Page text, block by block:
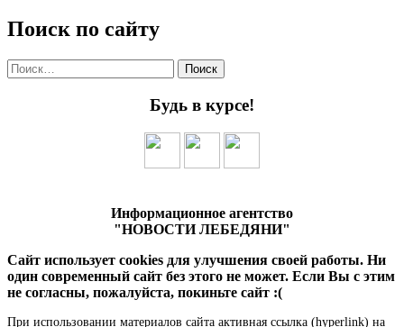
Поиск по сайту
Найти:
Будь в курсе!
Информационное агентство
"НОВОСТИ ЛЕБЕДЯНИ"
Сайт использует cookies для улучшения своей работы. Ни
один современный сайт без этого не может. Если Вы с этим
не согласны, пожалуйста, покиньте сайт :(
При использовании материалов сайта активная ссылка (hyperlink) на